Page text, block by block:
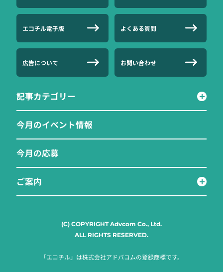
エコチル電子版 よくある質問
広告について お問い合わせ
記事カテゴリー
今月のイベント情報
今月の応募
ご案内
(C) COPYRIGHT Advcom Co., Ltd.
ALL RIGHTS RESERVED.
「エコチル」は株式会社アドバコムの登録商標です。